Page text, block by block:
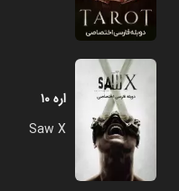
اره ۱۰
Saw X